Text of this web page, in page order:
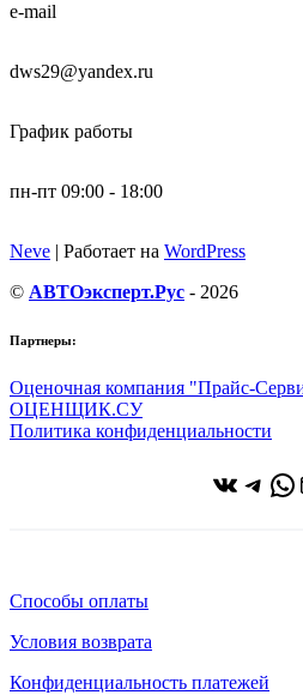
e-mail
dws29@yandex.ru
График работы
пн-пт 09:00 - 18:00
Neve | Работает на WordPress
© АВТОэксперт.Рус - 2026
Партнеры:
Оценочная компания "Прайс-
ОЦЕНЩИК.СУ
Политика конфиденциальности
Способы оплаты
Условия возврата
Конфиденциальность платежей